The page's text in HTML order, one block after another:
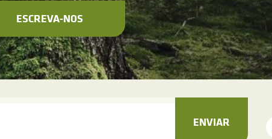
ESCREVA-NOS
ENVIAR